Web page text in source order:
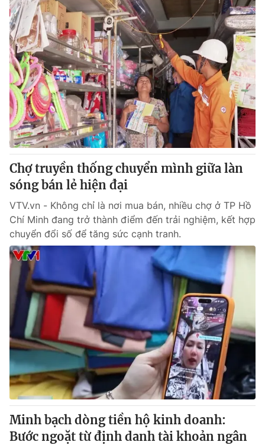
THỜI BÁO VTV
Theo dõi báo trên
Cơ quan chủ quản:Đài Truyền hình Việt Nam
Cơ quan báo chí:Thời báo VTV
Giấy phép hoạt động báo in và báo điện tử số 483/GP-BTTTT
cấp ngày 29/12/2023
Tổng Biên tập:Vũ Thanh Thủy
Phó Tổng Biên tập:Nguyễn Thị Mỹ Hạnh, Phạm Quốc Thắng,
Nguyễn Trọng Ninh
Tổng đài VTV:
024.38 355 931 - 024.38 355 932
Ðiện thoại Thời báo VTV:024.66 897 897
Email:toasoan@vtv.vn
Liên hệ quảng cáo:024-7300.7108
® Cấm sao chép dưới mọi hình thức nếu không có sự chấp
thuận bằng văn bản. Ghi rõ nguồn VTV.vn khi phát hành lại
thông tin từ website này.
Chợ truyền thống chuyển mình giữa làn
sóng bán lẻ hiện đại
VTV.vn - Không chỉ là nơi mua bán, nhiều chợ ở TP Hồ
Chí Minh đang trở thành điểm đến trải nghiệm, kết hợp
chuyển đổi số để tăng sức cạnh tranh.
Minh bạch dòng tiền hộ kinh doanh:
Bước ngoặt từ định danh tài khoản ngân